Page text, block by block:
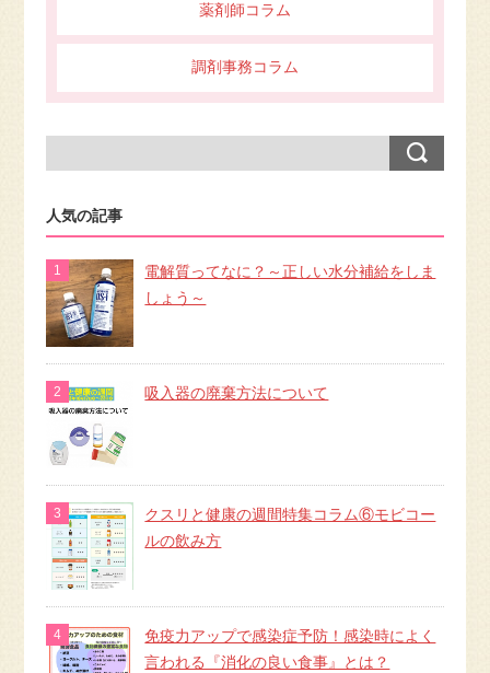
薬剤師コラム
調剤事務コラム
人気の記事
電解質ってなに？～正しい水分補給をしま
しょう～
吸入器の廃棄方法について
クスリと健康の週間特集コラム⑥モビコー
ルの飲み方
免疫力アップで感染症予防！感染時によく
言われる『消化の良い食事』とは？